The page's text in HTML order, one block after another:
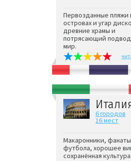
Первозданные пляжи
островах и угар
древние храмы и
потрясающий
мир.
6 городов
16 мест
Макаронники, фанаты
футбола, хорошее
сохранённая культура.